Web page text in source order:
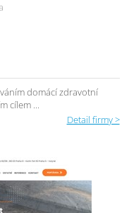
domácí zdravotní
cílem ...
Detail firmy >